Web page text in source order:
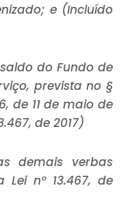
e (Incluído
do Fundo de
prevista no §
de 11 de maio de
de 2017)
demais verbas
Lei nº 13.467, de